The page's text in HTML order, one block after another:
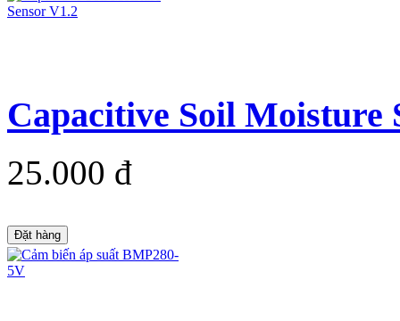
Capacitive Soil Moisture
25.000 đ
Đặt hàng